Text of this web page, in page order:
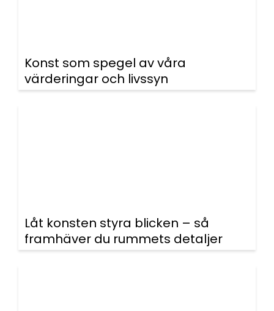
Konst som spegel av våra
värderingar och livssyn
Låt konsten styra blicken – så
framhäver du rummets detaljer